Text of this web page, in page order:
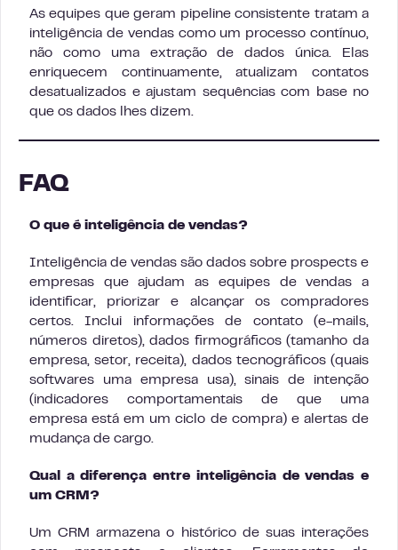
As equipes que geram pipeline consistente tratam a
inteligência de vendas como um processo contínuo,
não como uma extração de dados única. Elas
enriquecem continuamente, atualizam contatos
desatualizados e ajustam sequências com base no
que os dados lhes dizem.
FAQ
O que é inteligência de vendas?
Inteligência de vendas são dados sobre prospects e
empresas que ajudam as equipes de vendas a
identificar, priorizar e alcançar os compradores
certos. Inclui informações de contato (e-mails,
números diretos), dados firmográficos (tamanho da
empresa, setor, receita), dados tecnográficos (quais
softwares uma empresa usa), sinais de intenção
(indicadores comportamentais de que uma
empresa está em um ciclo de compra) e alertas de
mudança de cargo.
Qual a diferença entre inteligência de vendas e
um CRM?
Um CRM armazena o histórico de suas interações